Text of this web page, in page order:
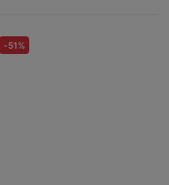
-51%